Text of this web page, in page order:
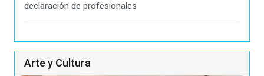
declaración de profesionales
Arte y Cultura